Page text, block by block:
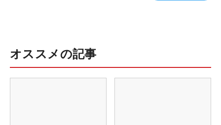
オススメの記事